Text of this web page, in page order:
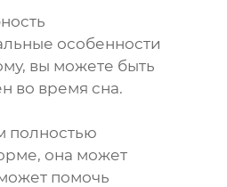
особенности
вы можете быть
во время сна.
полностью
она может
помочь